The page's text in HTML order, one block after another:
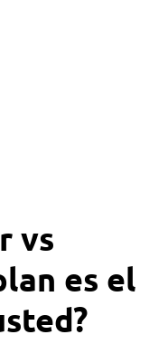
vs
es el